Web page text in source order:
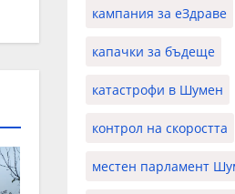
кампания за еЗдраве
капачки за бъдеще
катастрофи в Шумен
контрол на скоростта
местен парламент